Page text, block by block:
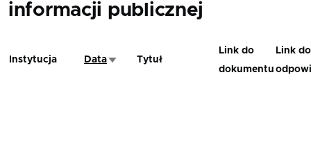
informacji publicznej
Instytucja DataSortuj rosnąco
Tytuł
Link do
dokumentu
Link do